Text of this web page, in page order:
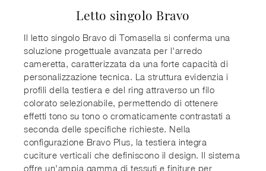
Letto singolo Bravo
Il letto singolo Bravo di Tomasella si conferma una
soluzione progettuale avanzata per l'arredo
cameretta, caratterizzata da una forte capacità di
personalizzazione tecnica. La struttura evidenzia i
profili della testiera e del ring attraverso un filo
colorato selezionabile, permettendo di ottenere
effetti tono su tono o cromaticamente contrastati a
seconda delle specifiche richieste. Nella
configurazione Bravo Plus, la testiera integra
cuciture verticali che definiscono il design. Il sistema
offre un'ampia gamma di tessuti e finiture per